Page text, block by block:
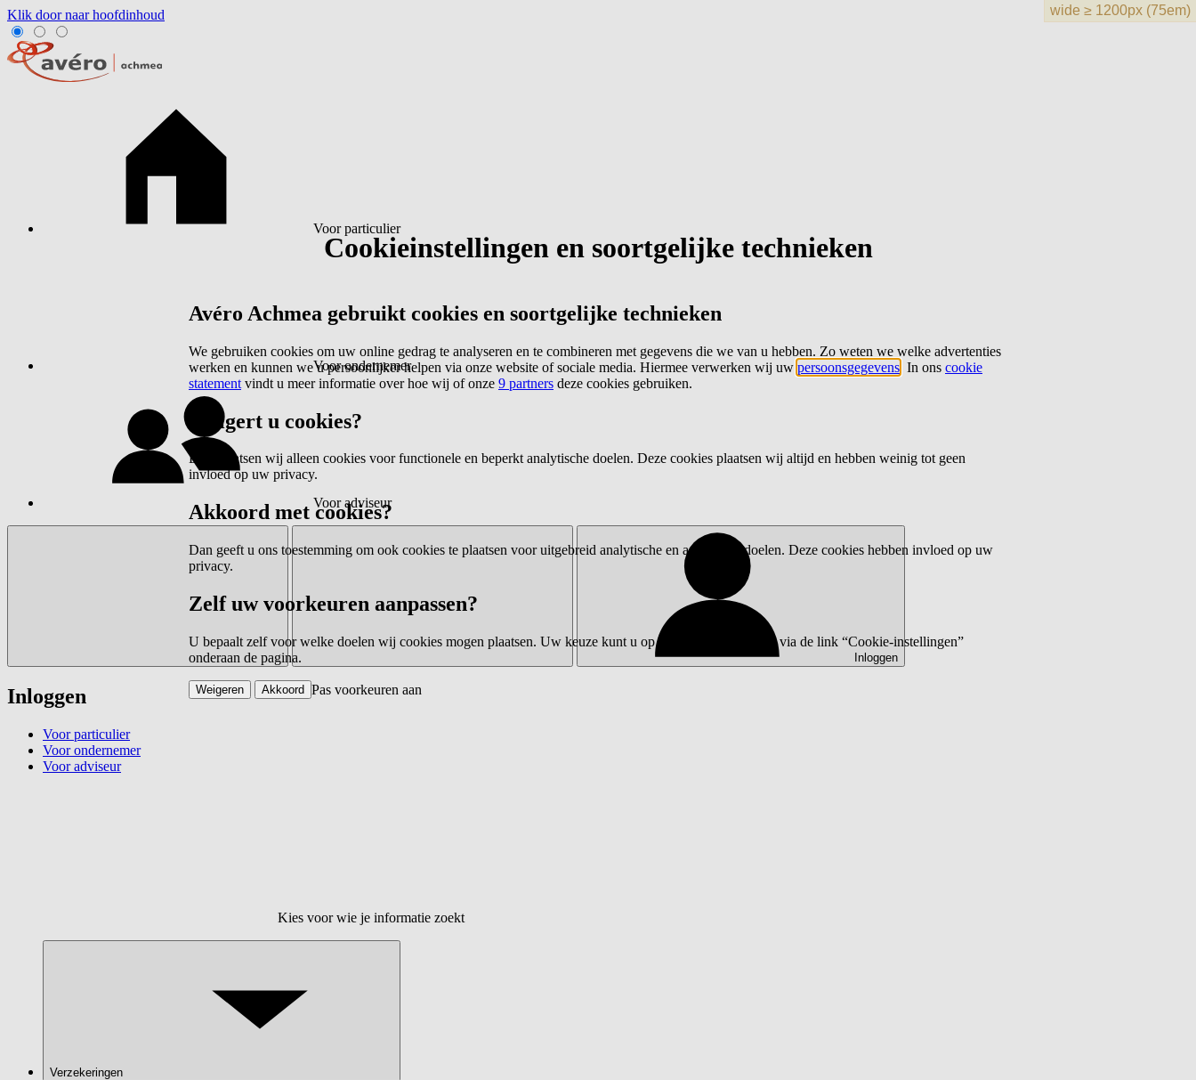
Klik door naar hoofdinhoud
Voor particulier
Voor ondernemer
Voor adviseur
Inloggen
Inloggen
Voor particulier
Voor ondernemer
Voor adviseur
Kies voor wie je informatie zoekt
Verzekeringen
Cookieinstellingen en soortgelijke technieken
Avéro Achmea gebruikt cookies en soortgelijke technieken
We gebruiken cookies om uw online gedrag te analyseren en te combineren met gegevens die we van u hebben. Zo weten we welke advertenties
werken en kunnen we u persoonlijker helpen via onze website of sociale media. Hiermee verwerken wij uw persoonsgegevens . In ons cookie
statement vindt u meer informatie over hoe wij of onze 9 partners deze cookies gebruiken.
Weigert u cookies?
Dan plaatsen wij alleen cookies voor functionele en beperkt analytische doelen. Deze cookies plaatsen wij altijd en hebben weinig tot geen
invloed op uw privacy.
Akkoord met cookies?
Dan geeft u ons toestemming om ook cookies te plaatsen voor uitgebreid analytische en advertentiedoelen. Deze cookies hebben invloed op uw
privacy.
Zelf uw voorkeuren aanpassen?
U bepaalt zelf voor welke doelen wij cookies mogen plaatsen. Uw keuze kunt u op elk moment wijzigen via de link “Cookie-instellingen”
onderaan de pagina.
Pas voorkeuren aan
Weigeren Akkoord